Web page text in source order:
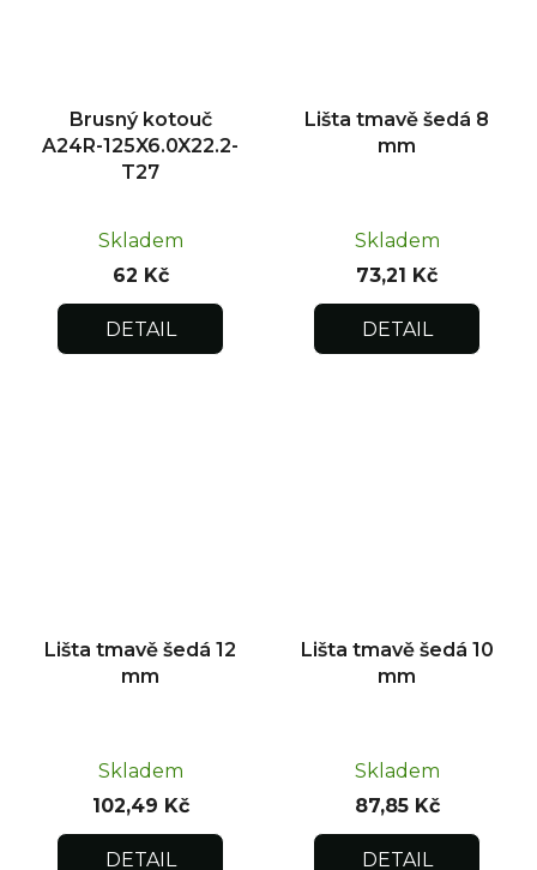
Brusný kotouč
A24R-125X6.0X22.2-
T27
Skladem
62 Kč
DETAIL
Lišta tmavě šedá 8
mm
Skladem
73,21 Kč
DETAIL
Lišta tmavě šedá 12
mm
Skladem
102,49 Kč
DETAIL
Lišta tmavě šedá 10
mm
Skladem
87,85 Kč
DETAIL